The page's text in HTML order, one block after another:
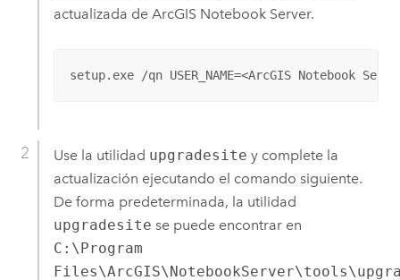
actualizada de ArcGIS Notebook Server.
setup.exe /qn USER_NAME=<ArcGIS Notebook
Use la utilidad upgradesite y complete la
actualización ejecutando el comando siguiente.
De forma predeterminada, la utilidad
upgradesite se puede encontrar en
C:\Program